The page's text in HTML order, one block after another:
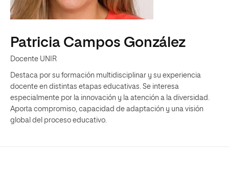
Patricia Campos González
Docente UNIR
Destaca por su formación multidisciplinar y su experiencia
docente en distintas etapas educativas. Se interesa
especialmente por la innovación y la atención a la diversidad.
Aporta compromiso, capacidad de adaptación y una visión
global del proceso educativo.